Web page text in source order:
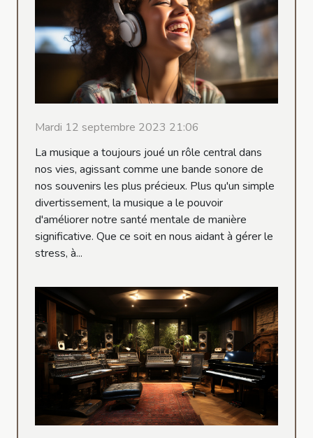
Mardi 12 septembre 2023 21:06
La musique a toujours joué un rôle central dans
nos vies, agissant comme une bande sonore de
nos souvenirs les plus précieux. Plus qu'un simple
divertissement, la musique a le pouvoir
d'améliorer notre santé mentale de manière
significative. Que ce soit en nous aidant à gérer le
stress, à...